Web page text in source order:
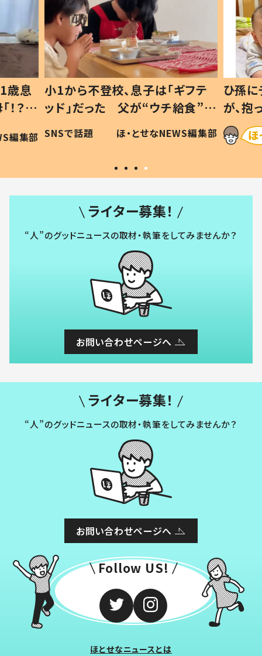
歳息
？」
編集部
小1から不登校、息子は「ギフテ
ッド」だった 父が“ウチ給食”を
作り続ける理由とは #令和の親
#令和の子
SNSで話題 ほ・とせなNEWS編集部
ひ孫
が、
「涙が
い」
ライター募集！
“人”のグッドニュースの取材・執筆をしてみませんか？
お問い合わせページへ
ライター募集！
“人”のグッドニュースの取材・執筆をしてみませんか？
お問い合わせページへ
Follow US!
ほとせなニュースとは